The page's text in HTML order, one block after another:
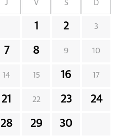
J V S D
1 2 3
7 8 9 10
14 15 16 17
21 22 23 24
28 29 30